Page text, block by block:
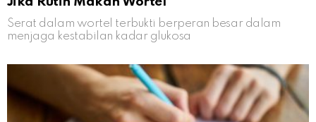
Serat dalam wortel terbukti berperan besar dalam
menjaga kestabilan kadar glukosa